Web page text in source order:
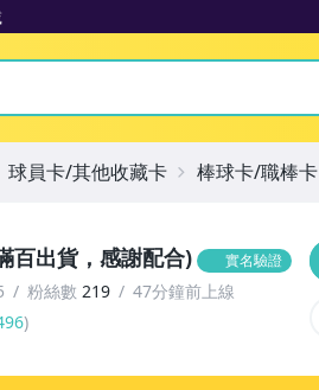
百出貨，感謝配合) 實名驗證
粉絲數 219
47分鐘前上線
)
球員卡/其他收藏卡 棒球卡/職棒卡